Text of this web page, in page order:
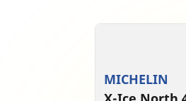
MICHELIN